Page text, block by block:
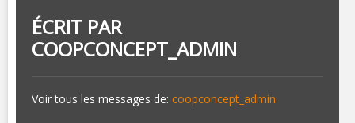
ÉCRIT PAR
COOPCONCEPT_ADMIN
Voir tous les messages de: coopconcept_admin